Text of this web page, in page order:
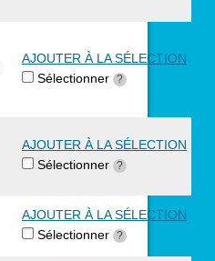
AJOUTER À LA SÉLECTION
Sélectionner ?
AJOUTER À LA SÉLECTION
Sélectionner ?
AJOUTER À LA SÉLECTION
Sélectionner ?